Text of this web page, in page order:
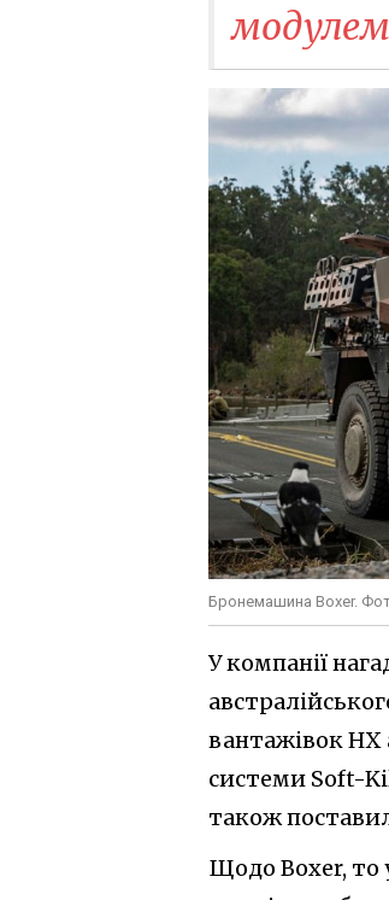
Бронемашина Boxer.
У компанії
вантажівок HX
системи Soft-
також
Щодо Boxer, то